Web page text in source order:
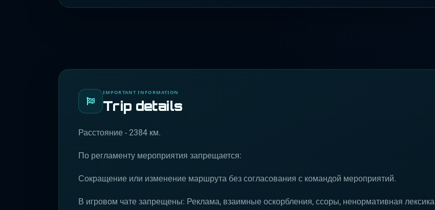
IMPORTANT INFORMATION
Trip details
Расстояние - 2384 км.
По регламенту мероприятия запрещается:
Сокращение или изменение маршрута без согласования с командой мероприятий.
В игровом чате запрещены: Реклама, взаимные оскорбления, ссоры, ненормативная лексика